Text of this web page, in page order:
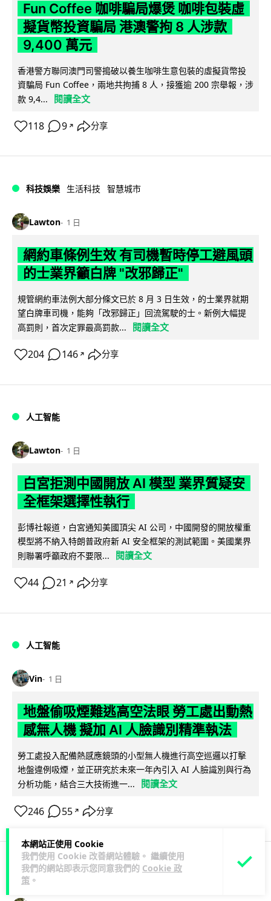
本網站正使用 Cookie
我們使用 Cookie 改善網站體驗。 繼續使用
我們的網站即表示您同意我們的 Cookie 政
策 。
Fun Coffee 咖啡騙局爆煲 咖啡包裝虛
擬貨幣投資騙局 港澳警拘 8 人涉款
9,400 萬元
香港警方聯同澳門司警搗破以養生咖啡生意包裝的虛擬貨幣投
資騙局 Fun Coffee，兩地共拘捕 8 人，接獲逾 200 宗舉報，涉
款 9,4...
閱讀全文
118 9 ↗ 分享
科技娛樂 生活科技 智慧城市
Lawton 1 日
網約車條例生效 有司機暫時停工避風頭
的士業界籲白牌 "改邪歸正"
規管網約車法例大部分條文已於 8 月 3 日生效，的士業界就期
望白牌車司機，能夠「改邪歸正」回流駕駛的士。新例大幅提
高罰則，首次定罪最高罰款...
閱讀全文
204 146 ↗ 分享
人工智能
Lawton 1 日
白宮拒測中國開放 AI 模型 業界質疑安
全框架選擇性執行
彭博社報道，白宮通知美國頂尖 AI 公司，中國開發的開放權重
模型將不納入特朗普政府新 AI 安全框架的測試範圍。美國業界
則聯署呼籲政府不要限...
閱讀全文
44 21 ↗ 分享
人工智能
Vin 1 日
地盤偷吸煙難逃高空法眼 勞工處出動熱
感無人機 擬加 AI 人臉識別精準執法
勞工處投入配備熱感應鏡頭的小型無人機進行高空巡邏以打擊
地盤違例吸煙，並正研究於未來一年內引入 AI 人臉識別與行為
分析功能，結合三大技術進一...
閱讀全文
246 55 ↗ 分享
人工智能